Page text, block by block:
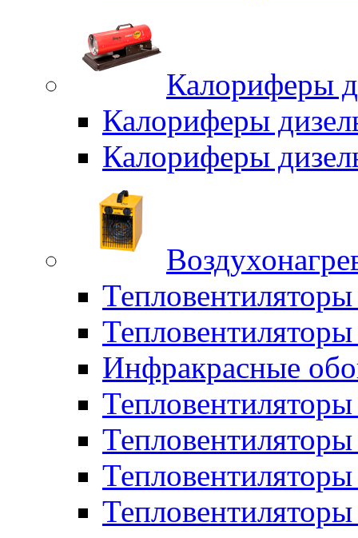
Калориферы
Калориферы
Калориферы
Тепловентиляторы
Инфракрасные